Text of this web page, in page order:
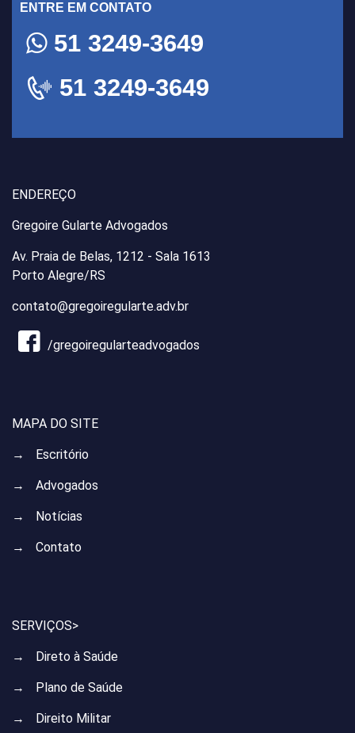
ENTRE EM CONTATO
51 3249-3649
51 3249-3649
ENDEREÇO
Gregoire Gularte Advogados
Av. Praia de Belas, 1212 - Sala 1613
Porto Alegre/RS
contato@gregoiregularte.adv.br
/gregoiregularteadvogados
MAPA DO SITE
→ Escritório
→ Advogados
→ Notícias
→ Contato
SERVIÇOS>
→ Direto à Saúde
→ Plano de Saúde
→ Direito Militar